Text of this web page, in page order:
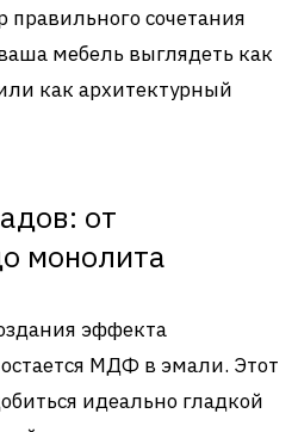
сочетания
мебель выглядеть как
как архитектурный
от
монолита
эффекта
МДФ в эмали. Этот
идеально гладкой